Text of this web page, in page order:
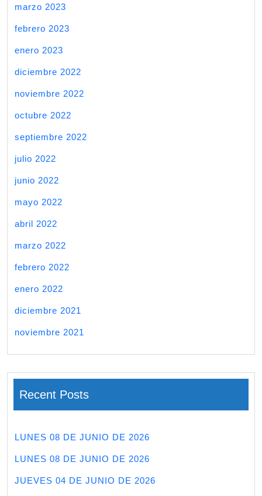
marzo 2023
febrero 2023
enero 2023
diciembre 2022
noviembre 2022
octubre 2022
septiembre 2022
julio 2022
junio 2022
mayo 2022
abril 2022
marzo 2022
febrero 2022
enero 2022
diciembre 2021
noviembre 2021
Recent Posts
LUNES 08 DE JUNIO DE 2026
LUNES 08 DE JUNIO DE 2026
JUEVES 04 DE JUNIO DE 2026